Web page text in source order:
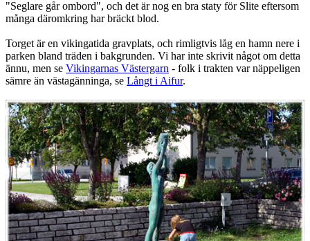
"Seglare går ombord", och det är nog en bra staty för Slite eftersom
många däromkring har bräckt blod.
Torget är en vikingatida gravplats, och rimligtvis låg en hamn nere i
parken bland träden i bakgrunden. Vi har inte skrivit något om detta
ännu, men se Vikingarnas Västergarn - folk i trakten var näppeligen
sämre än västagänninga, se Långt i Aifur.